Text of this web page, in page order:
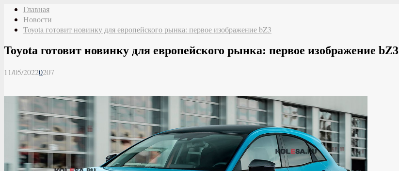
Главная
Новости
Toyota готовит новинку для европейского рынка: первое изображение bZ3
Toyota готовит новинку для европейского рынка: первое изображение bZ3
11/05/20220207